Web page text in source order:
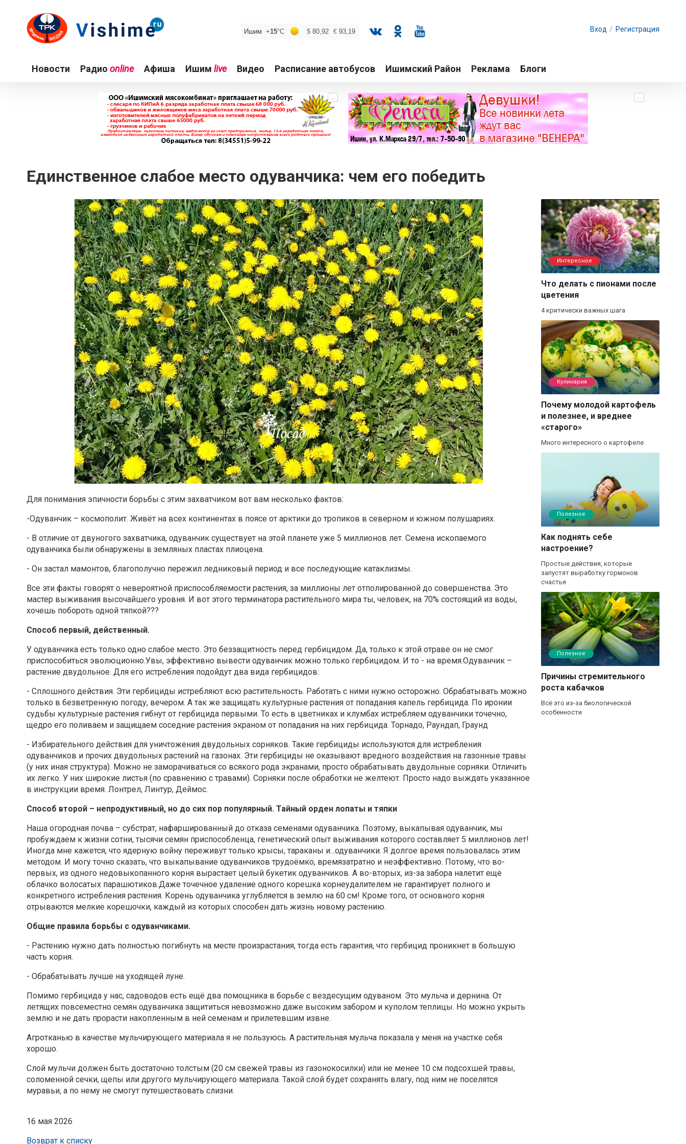
Вход / Регистрация
Новости Радио online Афиша Ишим live Видео Расписание автобусов Ишимский Район Реклама Блоги
... ...
Единственное слабое место одуванчика: чем его победить
Для понимания эпичности борьбы с этим захватчиком вот вам несколько фактов:
-Одуванчик – космополит. Живёт на всех континентах в поясе от арктики до тропиков в северном и южном полушариях.
- В отличие от двуногого захватчика, одуванчик существует на этой планете уже 5 миллионов лет. Семена ископаемого
одуванчика были обнаружены в земляных пластах плиоцена.
- Он застал мамонтов, благополучно пережил ледниковый период и все последующие катаклизмы.
Все эти факты говорят о невероятной приспособляемости растения, за миллионы лет отполированной до совершенства. Это
мастер выживания высочайшего уровня. И вот этого терминатора растительного мира ты, человек, на 70% состоящий из воды,
хочешь побороть одной тяпкой???
Способ первый, действенный.
У одуванчика есть только одно слабое место. Это беззащитность перед гербицидом. Да, только к этой отраве он не смог
приспособиться эволюционно.Увы, эффективно вывести одуванчик можно только гербицидом. И то - на время.Одуванчик –
растение двудольное. Для его истребления подойдут два вида гербицидов:
- Сплошного действия. Эти гербициды истребляют всю растительность. Работать с ними нужно осторожно. Обрабатывать можно
только в безветренную погоду, вечером. А так же защищать культурные растения от попадания капель гербицида. По иронии
судьбы культурные растения гибнут от гербицида первыми. То есть в цветниках и клумбах истребляем одуванчики точечно,
щедро его поливаем и защищаем соседние растения экраном от попадания на них гербицида. Торнадо, Раундап, Граунд
- Избирательного действия для уничтожения двудольных сорняков. Такие гербициды используются для истребления
одуванчиков и прочих двудольных растений на газонах. Эти гербициды не оказывают вредного воздействия на газонные травы
(у них иная структура). Можно не заморачиваться со всякого рода экранами, просто обрабатывать двудольные сорняки. Отличить
их легко. У них широкие листья (по сравнению с травами). Сорняки после обработки не желтеют. Просто надо выждать указанное
в инструкции время. Лонтрел, Линтур, Деймос.
Способ второй – непродуктивный, но до сих пор популярный. Тайный орден лопаты и тяпки
Наша огородная почва – субстрат, нафаршированный до отказа семенами одуванчика. Поэтому, выкапывая одуванчик, мы
пробуждаем к жизни сотни, тысячи семян приспособленца, генетический опыт выживания которого составляет 5 миллионов лет!
Иногда мне кажется, что ядерную войну переживут только крысы, тараканы и...одуванчики. Я долгое время пользовалась этим
методом. И могу точно сказать, что выкапывание одуванчиков трудоёмко, времязатратно и неэффективно. Потому, что во-
первых, из одного недовыкопанного корня вырастает целый букетик одуванчиков. А во-вторых, из-за забора налетит ещё
облачко волосатых парашютиков.Даже точечное удаление одного корешка корнеудалителем не гарантирует полного и
конкретного истребления растения. Корень одуванчика углубляется в землю на 60 см! Кроме того, от основного корня
отрываются мелкие корешочки, каждый из которых способен дать жизнь новому растению.
Общие правила борьбы с одуванчиками.
- Растению нужно дать полностью погибнуть на месте произрастания, тогда есть гарантия, что гербицид проникнет в большую
часть корня.
- Обрабатывать лучше на уходящей луне.
Помимо гербицида у нас, садоводов есть ещё два помощника в борьбе с вездесущим одуваном. Это мульча и дернина. От
летящих повсеместно семян одуванчика защититься невозможно даже высоким забором и куполом теплицы. Но можно укрыть
землю и не дать прорасти накопленным в ней семенам и прилетевшим извне.
Агротканью в качестве мульчирующего материала я не пользуюсь. А растительная мульча показала у меня на участке себя
хорошо.
Слой мульчи должен быть достаточно толстым (20 см свежей травы из газонокосилки) или не менее 10 см подсохшей травы,
соломенной сечки, щепы или другого мульчирующего материала. Такой слой будет сохранять влагу, под ним не поселятся
муравьи, а по нему не смогут путешествовать слизни.
16 мая 2026
Возврат к списку
Интересное
Что делать с пионами после
цветения
4 критически важных шага
Кулинария
Почему молодой картофель
и полезнее, и вреднее
«старого»
Много интересного о картофеле
Полезное
Как поднять себе
настроение?
Простые действия, которые
запустят выработку гормонов
счастья
Полезное
Причины стремительного
роста кабачков
Всё это из-за биологической
особенности